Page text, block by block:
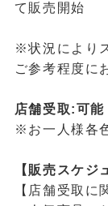
て販売開始
※状況により
ご参考程度に
店舗受取:可能
※お一人様各
【販売スケジ
【店舗受取に